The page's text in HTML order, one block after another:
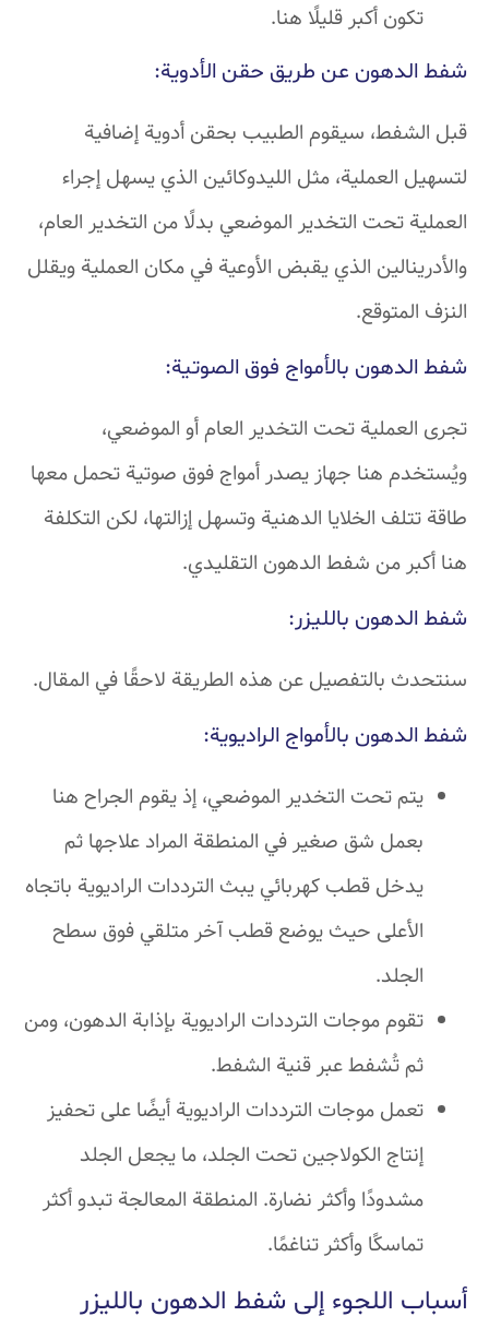
تكون أكبر قليلًا هنا.
شفط الدهون عن طريق حقن الأدوية:
قبل الشفط، سيقوم الطبيب بحقن أدوية إضافية
لتسهيل العملية، مثل الليدوكائين الذي يسهل إجراء
العملية تحت التخدير الموضعي بدلًا من التخدير العام،
والأدرينالين الذي يقبض الأوعية في مكان العملية ويقلل
النزف المتوقع.
شفط الدهون بالأمواج فوق الصوتية:
تجرى العملية تحت التخدير العام أو الموضعي،
ويُستخدم هنا جهاز يصدر أمواج فوق صوتية تحمل معها
طاقة تتلف الخلايا الدهنية وتسهل إزالتها، لكن التكلفة
هنا أكبر من شفط الدهون التقليدي.
شفط الدهون بالليزر:
سنتحدث بالتفصيل عن هذه الطريقة لاحقًا في المقال.
شفط الدهون بالأمواج الراديوية:
يتم تحت التخدير الموضعي، إذ يقوم الجراح هنا
بعمل شق صغير في المنطقة المراد علاجها ثم
يدخل قطب كهربائي يبث الترددات الراديوية باتجاه
الأعلى حيث يوضع قطب آخر متلقي فوق سطح
الجلد.
تقوم موجات الترددات الراديوية بإذابة الدهون، ومن
ثم تُشفط عبر قنية الشفط.
تعمل موجات الترددات الراديوية أيضًا على تحفيز
إنتاج الكولاجين تحت الجلد، ما يجعل الجلد
مشدودًا وأكثر نضارة. المنطقة المعالجة تبدو أكثر
تماسكًا وأكثر تناغمًا.
أسباب اللجوء إلى شفط الدهون بالليزر